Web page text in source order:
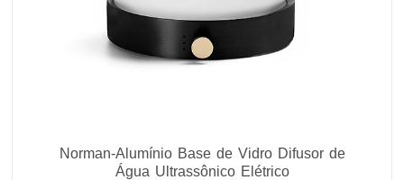
Norman-Alumínio Base de Vidro Difusor de
Água Ultrassônico Elétrico